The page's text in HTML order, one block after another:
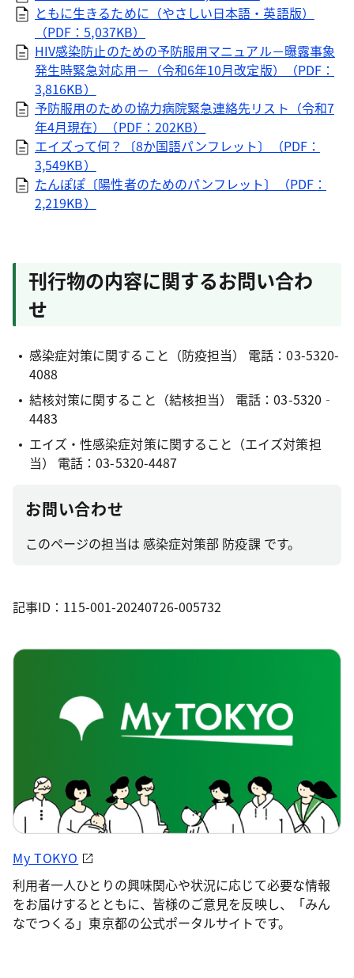
ともに生きるために（やさしい日本語・英語版）
（PDF：5,037KB）
HIV感染防止のための予防服用マニュアル－曝露事象
発生時緊急対応用－（令和6年10月改定版）（PDF：
3,816KB）
予防服用のための協力病院緊急連絡先リスト（令和7
年4月現在）（PDF：202KB）
エイズって何？〔8か国語パンフレット〕（PDF：
3,549KB）
たんぽぽ〔陽性者のためのパンフレット〕（PDF：
2,219KB）
刊行物の内容に関するお問い合わ
せ
感染症対策に関すること（防疫担当） 電話：03-5320-
4088
結核対策に関すること（結核担当） 電話：03-5320‐
4483
エイズ・性感染症対策に関すること（エイズ対策担
当） 電話：03-5320-4487
お問い合わせ
このページの担当は 感染症対策部 防疫課 です。
記事ID：115-001-20240726-005732
My TOKYO
利用者一人ひとりの興味関心や状況に応じて必要な情報
をお届けするとともに、皆様のご意見を反映し、「みん
なでつくる」東京都の公式ポータルサイトです。